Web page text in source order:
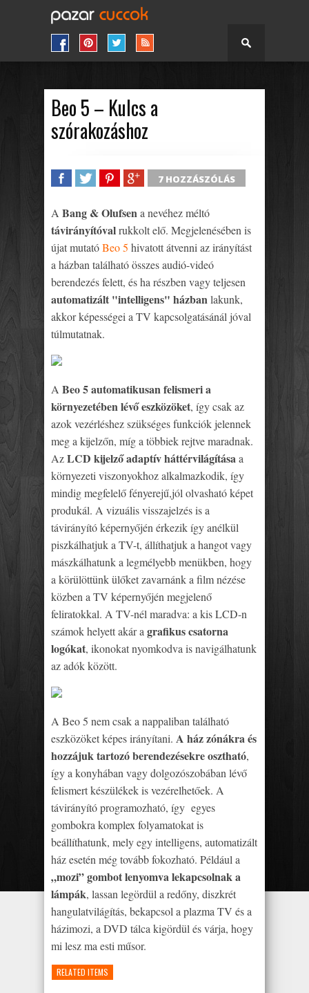
Beo 5 – Kulcs a
szórakozáshoz
7 HOZZÁSZÓLÁS
A Bang & Olufsena nevéhez méltó
távirányítóvalrukkolt elő. Megjelenésében is
újat mutatóBeo 5 hivatott átvenni az irányítást
a házban található összes audió-videó
berendezés felett, és ha részben vagy teljesen
automatizált "intelligens" házbanlakunk,
akkor képességei a TV kapcsolgatásánál jóval
túlmutatnak.
A Beo 5automatikusan felismeri a
környezetében lévő eszközöket, így csak az
azok vezérléshez szükséges funkciók jelennek
meg a kijelzőn, míg a többiek rejtve maradnak.
AzLCD kijelző adaptív háttérvilágításaa
környezeti viszonyokhoz alkalmazkodik, így
mindig megfelelő fényerejű,jól olvasható képet
produkál. A vizuális visszajelzés is a
távirányító képernyőjén érkezik így anélkül
piszkálhatjuk a TV-t, állíthatjuk a hangot vagy
mászkálhatunk a legmélyebb menükben, hogy
a körülöttünk ülőket zavarnánk a film nézése
közben a TV képernyőjén megjelenő
feliratokkal. A TV-nél maradva: a kis LCD-n
számok helyett akár a grafikus csatorna
logókat, ikonokat nyomkodva is navigálhatunk
az adók között.
A Beo 5 nem csak a nappaliban található
eszközöket képes irányítani. A ház zónákra és
hozzájuk tartozó berendezésekre osztható,
így a konyhában vagy dolgozószobában lévő
felismert készülékek is vezérelhetőek. A
távirányító programozható, így egyes
gombokra komplex folyamatokat is
beállíthatunk, mely egy intelligens, automatizált
ház esetén még tovább fokozható. Például a
„mozi” gombot lenyomva lekapcsolnak a
lámpák, lassan legördül a redőny, diszkrét
hangulatvilágítás, bekapcsol a plazma TV és a
házimozi, a DVD tálca kigördül és várja, hogy
mi lesz ma esti műsor.
RELATED ITEMS